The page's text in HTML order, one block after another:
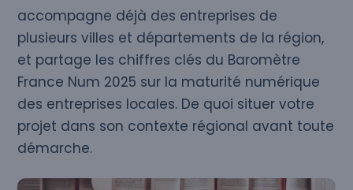
accompagne déjà des entreprises de
plusieurs villes et départements de la région,
et partage les chiffres clés du Baromètre
France Num 2025 sur la maturité numérique
des entreprises locales. De quoi situer votre
projet dans son contexte régional avant toute
démarche.